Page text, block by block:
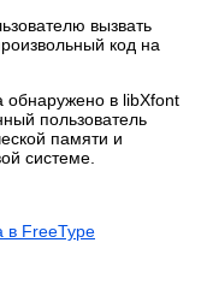
вызвать
код на
в libXfont
пользователь
памяти и
системе.
в FreeType